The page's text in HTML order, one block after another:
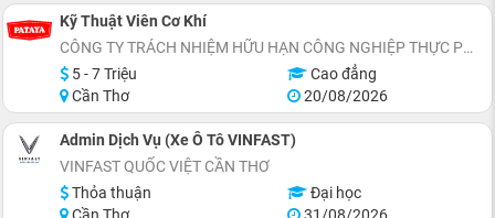
Kỹ Thuật Viên Cơ Khí
CÔNG TY TRÁCH NHIỆM HỮU HẠN CÔNG NGHIỆP THỰC PHẨM PATAYA (VIỆT NAM)
5 - 7 Triệu
Cao đẳng
Cần Thơ
20/08/2026
Admin Dịch Vụ (Xe Ô Tô VINFAST)
VINFAST QUỐC VIỆT CẦN THƠ
Thỏa thuận
Đại học